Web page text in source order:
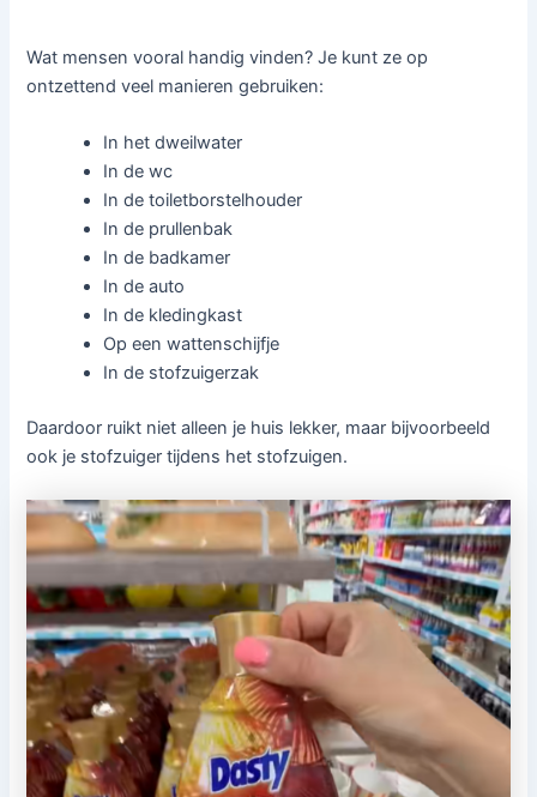
Wat mensen vooral handig vinden? Je kunt ze op
ontzettend veel manieren gebruiken:
In het dweilwater
In de wc
In de toiletborstelhouder
In de prullenbak
In de badkamer
In de auto
In de kledingkast
Op een wattenschijfje
In de stofzuigerzak
Daardoor ruikt niet alleen je huis lekker, maar bijvoorbeeld
ook je stofzuiger tijdens het stofzuigen.